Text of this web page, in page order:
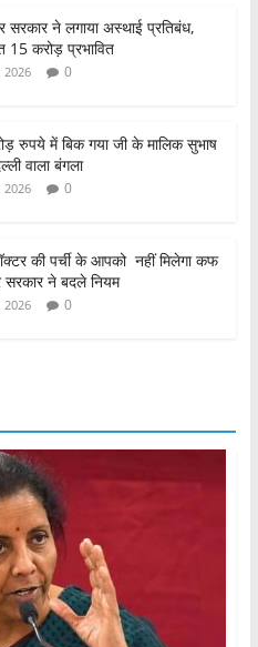
सरकार ने लगाया अस्थाई प्रतिबंध,
15 करोड़ प्रभावित
2026 0
रुपये में बिक गया जी के मालिक सुभाष
वाला बंगला
2026 0
की पर्ची के आपको नहीं मिलेगा कफ
सरकार ने बदले नियम
2026 0